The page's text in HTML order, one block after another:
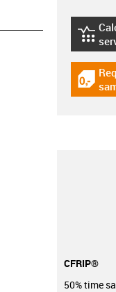
igus-
igus-
CFRIP®
50% time